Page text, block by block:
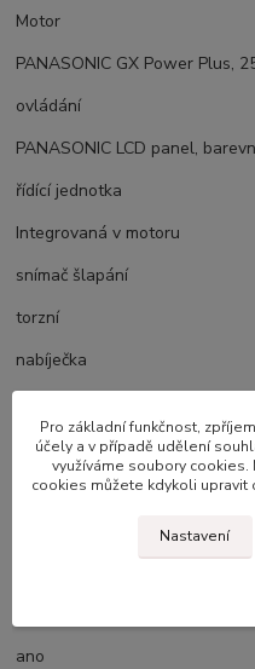
Motor
PANASONIC GX Power Plus,
ovládání
PANASONIC LCD panel,
řídící jednotka
Integrovaná v motoru
snímač šlapání
torzní
nabíječka
pedály
WELLGO, alu s odrazkou
ano
Pro základní funkčnost,
účely a v případě udělení
využíváme soubory
cookies můžete kdykoli upravit
Nastavení